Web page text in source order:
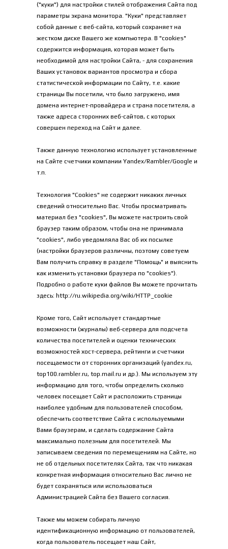
("куки") для настройки стилей отображения Сайта под
параметры экрана монитора. "Куки" представляет
собой данные с веб-сайта, который сохраняет на
жестком диске Вашего же компьютера. В "cookies"
содержится информация, которая может быть
необходимой для настройки Сайта, - для сохранения
Ваших установок вариантов просмотра и сбора
статистической информации по Сайту, т.е. какие
страницы Вы посетили, что было загружено, имя
домена интернет-провайдера и страна посетителя, а
также адреса сторонних веб-сайтов, с которых
совершен переход на Сайт и далее.
Также данную технологию использует установленные
на Сайте счетчики компании Yandex/Rambler/Google и
т.п.
Технология "Cookies" не содержит никаких личных
сведений относительно Вас. Чтобы просматривать
материал без "cookies", Вы можете настроить свой
браузер таким образом, чтобы она не принимала
"cookies", либо уведомляла Вас об их посылке
(настройки браузеров различны, поэтому советуем
Вам получить справку в разделе "Помощь" и выяснить
как изменить установки браузера по "cookies").
Подробно о работе куки файлов Вы можете прочитать
здесь: http://ru.wikipedia.org/wiki/HTTP_cookie
Кроме того, Сайт использует стандартные
возможности (журналы) веб-сервера для подсчета
количества посетителей и оценки технических
возможностей хост-сервера, рейтинги и счетчики
посещаемости от сторонних организаций (yandex.ru
top100.rambler.ru, top.mail.ru и др.). Мы используем эту
информацию для того, чтобы определить сколько
человек посещает Сайт и расположить страницы
наиболее удобным для пользователей способом,
обеспечить соответствие Сайта с используемыми
Вами браузерам, и сделать содержание Сайта
максимально полезным для посетителей. Мы
записываем сведения по перемещениям на Сайте, но
не об отдельных посетителях Сайта, так что никакая
конкретная информация относительно Вас лично не
будет сохраняться или использоваться
Администрацией Сайта без Вашего согласия.
Также мы можем собирать личную
идентификационную информацию от пользователей,
когда пользователь посещает наш Сайт,